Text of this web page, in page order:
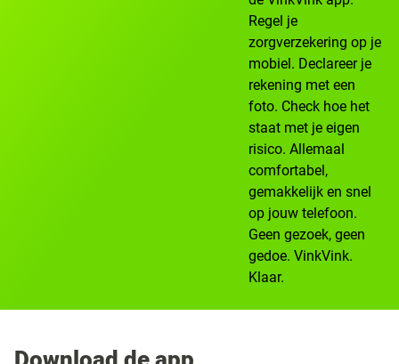
Regel je
zorgverzekering op je
mobiel. Declareer je
rekening met een
foto. Check hoe het
staat met je eigen
risico. Allemaal
comfortabel,
gemakkelijk en snel
op jouw telefoon.
Geen gezoek, geen
gedoe. VinkVink.
Klaar.